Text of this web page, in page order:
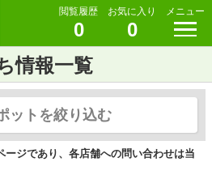
閲覧履歴
0
お気に入り
0
メニュー
情報一覧
ットを絞り込む
ジであり、各店舗への問い合わせは当